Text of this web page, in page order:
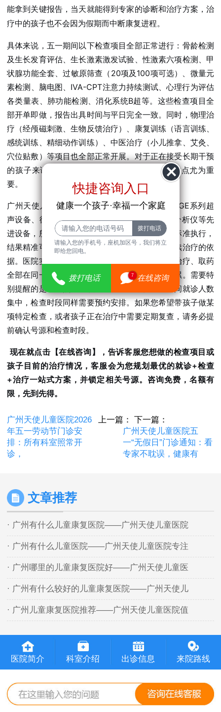
能拿到关键报告，当天就能得到专家的诊断和治疗方案，治
疗中的孩子也不会因为假期而中断康复进程。
具体来说，五一期间以下检查项目全部正常进行：骨龄检测
及生长发育评估、生长激素激发试验、性激素六项检测、甲
状腺功能全套、过敏原筛查（20项及100项可选）、微量元
素检测、脑电图、IVA-CPT注意力持续测试、心理行为评估
各类量表、肺功能检测、消化系统B超等。这些检查项目全
部开单即做，报告出具时间与平日完全一致。同时，物理治
疗（经颅磁刺激、生物反馈治疗）、康复训练（语言训练、
感统训练、精细动作训练）、中医治疗（小儿推拿、艾灸、
穴位贴敷）等项目也全部正常开展。对于正在接受长期干预
的孩子来说，治疗不中断意味着效果不打折，这点尤为重
要。
广州天使儿童医院的检验科和影像科配备了美国GE系列超
声设备、德国西门子数字化X光机、全自动生化分析仪等先
进设备，所有检测项目均严格按照国家质量控制标准执行，
结果精准可靠，报告具有权威性，可直接作为后续治疗的依
据。医院实行一站式服务，挂号、看诊、检查、治疗、取药
全部在同一院区完成，减少家长和孩子的奔波劳累。需要特
别提醒的是，虽然检查项目正常开展，但五一期间就诊人数
集中，检查时段同样需要预约安排。如果您希望带孩子做某
项特定检查，或者孩子正在治疗中需要定期复查，请务必提
前确认号源和检查时段。
现在就点击【在线咨询】，告诉客服您想做的检查项目或
孩子目前的治疗情况，客服会为您规划最优的就诊+检查
+治疗一站式方案，并锁定相关号源。咨询免费，名额有
限，先到先得。
上一篇：
广州天使儿童医院2026
年五一劳动节门诊安
排：所有科室照常开
诊，
下一篇：
广州天使儿童医院五
一“无假日”门诊通知：看
专家不耽误，健康有
文章推荐
· 广州有什么儿童康复医院——广州天使儿童医院
· 广州有什么儿童医院——广州天使儿童医院专注
· 广州哪里的儿童康复医院好——广州天使儿童医
· 广州有什么较好的儿童康复医院——广州天使儿
· 广州儿童康复医院推荐——广州天使儿童医院值
医院简介 科室介绍 出诊信息 来院路线
快捷咨询入口
健康一个孩子·幸福一个家庭
请输入您的手机号，座机加区号，我们将立
即给您回电。
拨打电话 7 在线咨询